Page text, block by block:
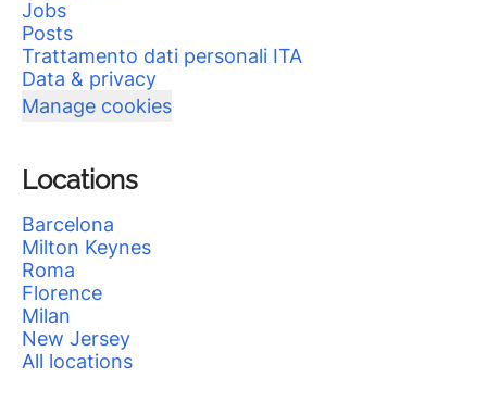
Jobs
Posts
Trattamento dati personali ITA
Data & privacy
Manage cookies
Locations
Barcelona
Milton Keynes
Roma
Florence
Milan
New Jersey
All locations